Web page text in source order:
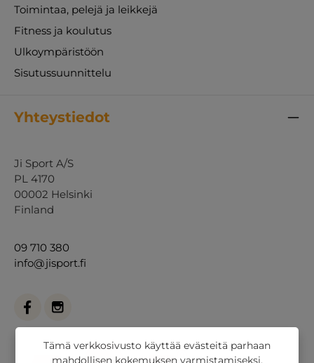
Toimintaa, pelejä ja leikkejä
Fitness ja koulutus
Ulkoympäristöön
Sisutussuunnittelu
Yhteystiedot
Ji Sport A/S
PL 4170
00002 Helsinki
Finland
09 710 380
info@jisport.fi
Tämä verkkosivusto käyttää evästeitä parhaan
mahdollisen kokemuksen varmistamiseksi.